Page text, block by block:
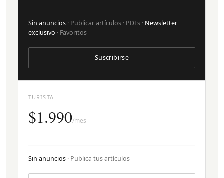
TURISTA
$1.990/mes
Sin anuncios · Publica tus artículos
Sin anuncios · Publicar artículos · PDFs · Newsletter
exclusivo · Favoritos
Suscribirse